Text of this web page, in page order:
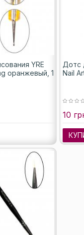
YRE
оранжевый, 1
Дотс
Nail
10